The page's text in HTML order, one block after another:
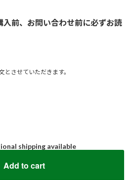
入前、お問い合わせ前に必ずお読
させていただきます。
shipping available
Add to cart